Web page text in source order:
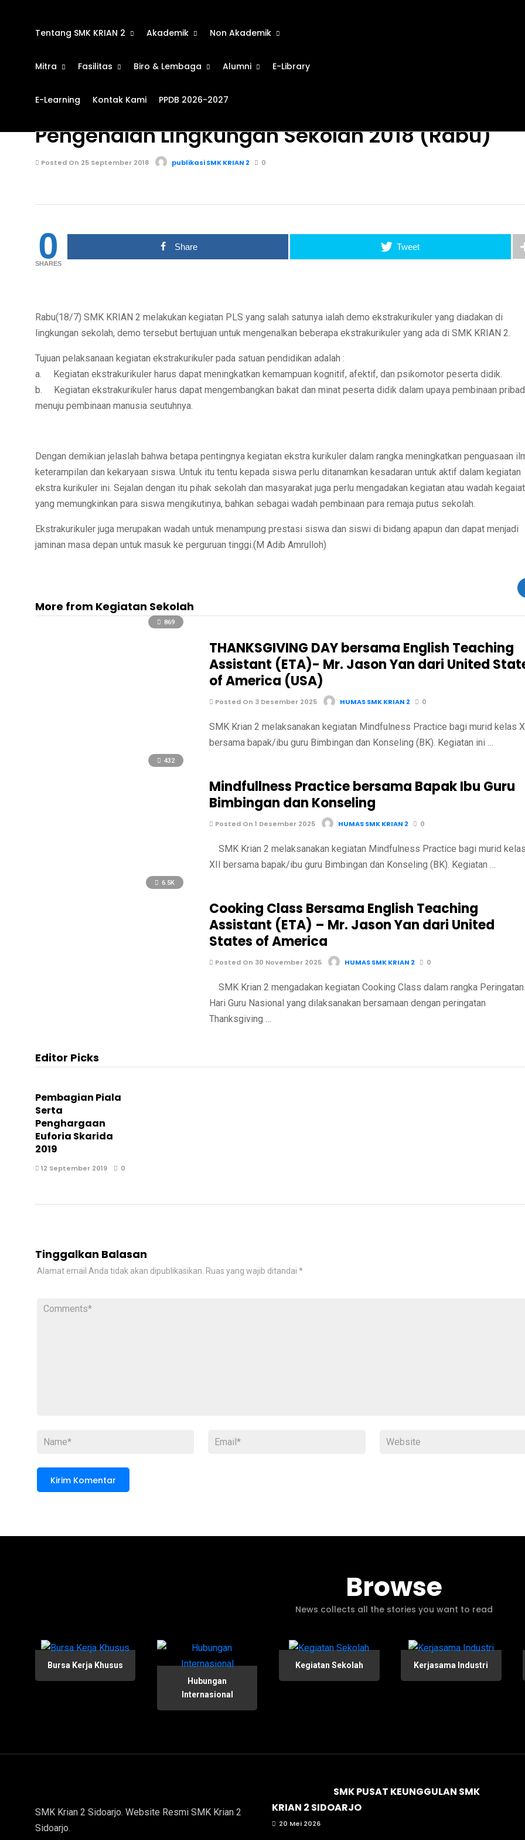
Tentang SMK KRIAN 2 Akademik Non Akademik
Mitra Fasilitas Biro & Lembaga Alumni E-Library
E-Learning Kontak Kami PPDB 2026-2027
Pengenalan Lingkungan Sekolah 2018 (Rabu)
Posted On 25 September 2018 publikasi SMK KRIAN 2 0
0
SHARES
Share Tweet
Rabu(18/7) SMK KRIAN 2 melakukan kegiatan PLS yang salah satunya ialah demo ekstrakurikuler yang diadakan di
lingkungan sekolah, demo tersebut bertujuan untuk mengenalkan beberapa ekstrakurikuler yang ada di SMK KRIAN 2.
Tujuan pelaksanaan kegiatan ekstrakurikuler pada satuan pendidikan adalah :
a. Kegiatan ekstrakurikuler harus dapat meningkatkan kemampuan kognitif, afektif, dan psikomotor peserta didik.
b. Kegiatan ekstrakurikuler harus dapat mengembangkan bakat dan minat peserta didik dalam upaya pembinaan
menuju pembinaan manusia seutuhnya.
Dengan demikian jelaslah bahwa betapa pentingnya kegiatan ekstra kurikuler dalam rangka meningkatkan penguasaan
keterampilan dan kekaryaan siswa. Untuk itu tentu kepada siswa perlu ditanamkan kesadaran untuk aktif dalam kegiatan
ekstra kurikuler ini. Sejalan dengan itu pihak sekolah dan masyarakat juga perlu mengadakan kegiatan atau wadah
yang memungkinkan para siswa mengikutinya, bahkan sebagai wadah pembinaan para remaja putus sekolah.
Ekstrakurikuler juga merupakan wadah untuk menampung prestasi siswa dan siswi di bidang apapun dan dapat menjadi
jaminan masa depan untuk masuk ke perguruan tinggi.(M Adib Amrulloh)
More from Kegiatan Sekolah
869
THANKSGIVING DAY bersama English Teaching
Assistant (ETA)- Mr. Jason Yan dari United
of America (USA)
Posted On 3 Desember 2025 HUMAS SMK KRIAN 2 0
SMK Krian 2 melaksanakan kegiatan Mindfulness Practice bagi murid kelas
bersama bapak/ibu guru Bimbingan dan Konseling (BK). Kegiatan ini …
432
Mindfullness Practice bersama Bapak Ibu Guru
Bimbingan dan Konseling
Posted On 1 Desember 2025 HUMAS SMK KRIAN 2 0
SMK Krian 2 melaksanakan kegiatan Mindfulness Practice bagi murid kelas
XII bersama bapak/ibu guru Bimbingan dan Konseling (BK). Kegiatan …
6.5K
Cooking Class Bersama English Teaching
Assistant (ETA) – Mr. Jason Yan dari United
States of America
Posted On 30 November 2025 HUMAS SMK KRIAN 2 0
SMK Krian 2 mengadakan kegiatan Cooking Class dalam rangka Peringatan
Hari Guru Nasional yang dilaksanakan bersamaan dengan peringatan
Thanksgiving …
Editor Picks
Pembagian Piala
Serta
Penghargaan
Euforia Skarida
2019
12 September 2019 0
Tinggalkan Balasan
Alamat email Anda tidak akan dipublikasikan. Ruas yang wajib ditandai *
Browse
News collects all the stories you want to read
Bursa Kerja Khusus
Hubungan
Internasional
Kegiatan Sekolah Kerjasama Industri
SMK Krian 2 Sidoarjo. Website Resmi SMK Krian 2
Sidoarjo.
SMK PUSAT KEUNGGULAN SMK
KRIAN 2 SIDOARJO
20 Mei 2026